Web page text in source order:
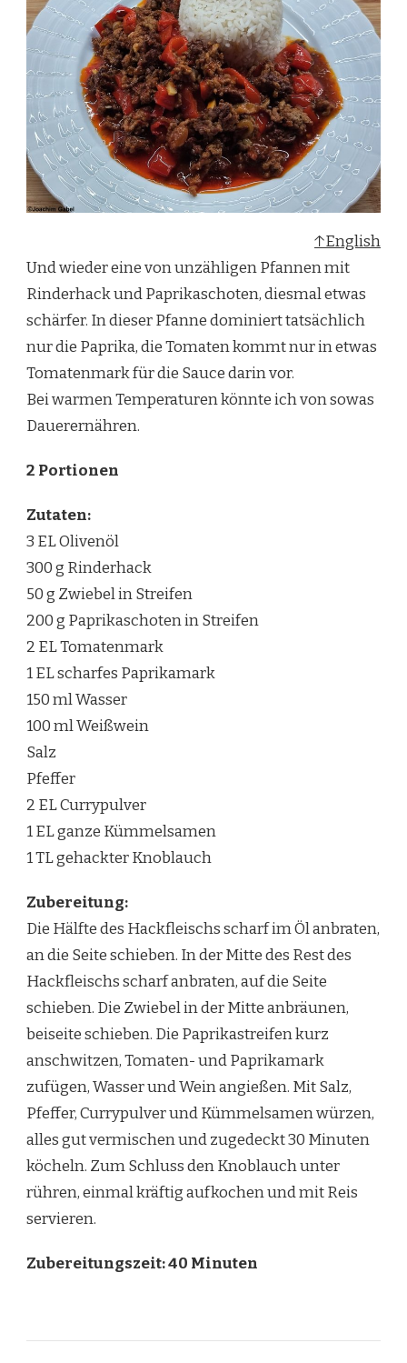
↑English
Und wieder eine von unzähligen Pfannen mit
Rinderhack und Paprikaschoten, diesmal etwas
schärfer. In dieser Pfanne dominiert tatsächlich
nur die Paprika, die Tomaten kommt nur in etwas
Tomatenmark für die Sauce darin vor.
Bei warmen Temperaturen könnte ich von sowas
Dauerernähren.
2 Portionen
Zutaten:
3 EL Olivenöl
300 g Rinderhack
50 g Zwiebel in Streifen
200 g Paprikaschoten in Streifen
2 EL Tomatenmark
1 EL scharfes Paprikamark
150 ml Wasser
100 ml Weißwein
Salz
Pfeffer
2 EL Currypulver
1 EL ganze Kümmelsamen
1 TL gehackter Knoblauch
Zubereitung:
Die Hälfte des Hackfleischs scharf im Öl anbraten,
an die Seite schieben. In der Mitte des Rest des
Hackfleischs scharf anbraten, auf die Seite
schieben. Die Zwiebel in der Mitte anbräunen,
beiseite schieben. Die Paprikastreifen kurz
anschwitzen, Tomaten- und Paprikamark
zufügen, Wasser und Wein angießen. Mit Salz,
Pfeffer, Currypulver und Kümmelsamen würzen,
alles gut vermischen und zugedeckt 30 Minuten
köcheln. Zum Schluss den Knoblauch unter
rühren, einmal kräftig aufkochen und mit Reis
servieren.
Zubereitungszeit: 40 Minuten